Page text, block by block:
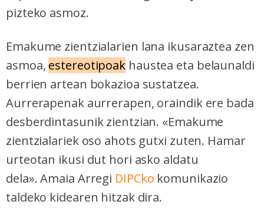
pizteko asmoz.
Emakume zientzialarien lana ikusaraztea zen
asmoa, estereotipoak haustea eta belaunaldi
berrien artean bokazioa sustatzea.
Aurrerapenak aurrerapen, oraindik ere bada
desberdintasunik zientzian. «Emakume
zientzialariek oso ahots gutxi zuten. Hamar
urteotan ikusi dut hori asko aldatu
dela». Amaia Arregi DIPCko komunikazio
taldeko kidearen hitzak dira.